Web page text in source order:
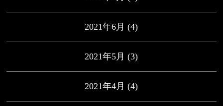
2021年6月 (4)
2021年5月 (3)
2021年4月 (4)